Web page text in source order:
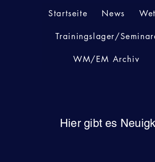
Startseite News
Trainingslager/
WM/EM Archiv
Hier gibt es